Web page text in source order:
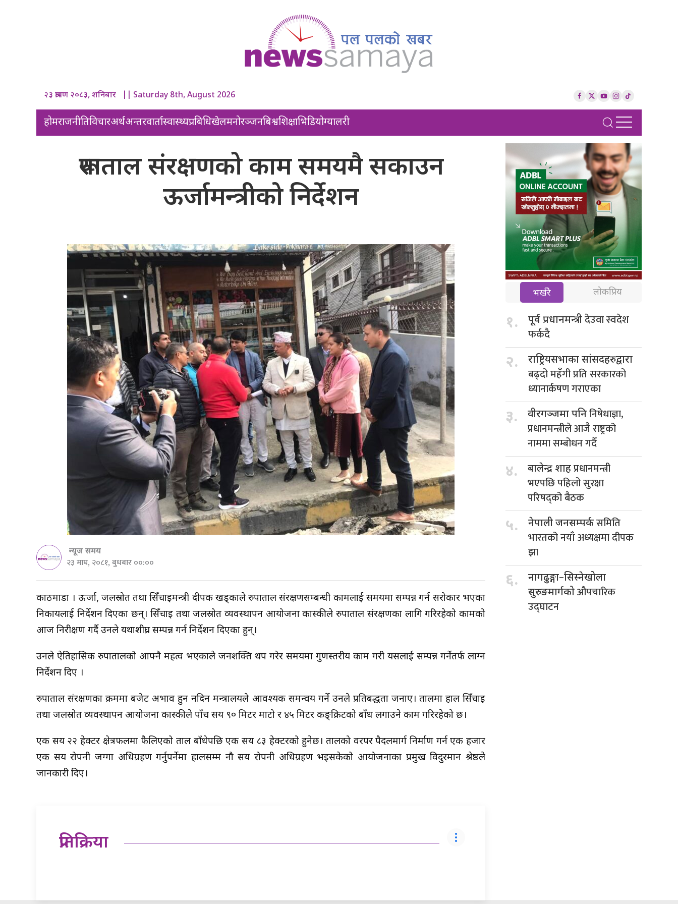
२३ श्रावण २०८३, शनिबार || Saturday 8th, August 2026
होमराजनीतिविचारअर्थअन्तरवार्तास्वास्थ्यप्रबिधिखेलमनोरञ्जनबिश्वशिक्षाभिडियोग्यालरी
रूपाताल संरक्षणको काम समयमै सकाउन
ऊर्जामन्त्रीको निर्देशन
न्यूज समय
२३ माघ, २०८१, बुधबार ००:००
काठमाडौं । ऊर्जा, जलस्रोत तथा सिँचाइमन्त्री दीपक खड्काले रुपाताल संरक्षणसम्बन्धी कामलाई समयमा सम्पन्न गर्न सरोकार भएका
निकायलाई निर्देशन दिएका छन्। सिँचाइ तथा जलस्रोत व्यवस्थापन आयोजना कास्कीले रुपाताल संरक्षणका लागि गरिरहेको कामको
आज निरीक्षण गर्दै उनले यथाशीघ्र सम्पन्न गर्न निर्देशन दिएका हुन्।
उनले ऐतिहासिक रुपातालको आफ्नै महत्व भएकाले जनशक्ति थप गरेर समयमा गुणस्तरीय काम गरी यसलाई सम्पन्न गर्नेतर्फ लाग्न
निर्देशन दिए ।
रुपाताल संरक्षणका क्रममा बजेट अभाव हुन नदिन मन्त्रालयले आवश्यक समन्वय गर्ने उनले प्रतिबद्धता जनाए। तालमा हाल सिँचाइ
तथा जलस्रोत व्यवस्थापन आयोजना कास्कीले पाँच सय ९० मिटर माटो र ४५ मिटर कङ्क्रिटको बाँध लगाउने काम गरिरहेको छ।
एक सय २२ हेक्टर क्षेत्रफलमा फैलिएको ताल बाँधेपछि एक सय ८३ हेक्टरको हुनेछ। तालको वरपर पैदलमार्ग निर्माण गर्न एक हजार
एक सय रोपनी जग्गा अधिग्रहण गर्नुपर्नेमा हालसम्म नौ सय रोपनी अधिग्रहण भइसकेको आयोजनाका प्रमुख विदुरमान श्रेष्ठले
जानकारी दिए।
प्रतिक्रिया
भर्खरै लोकप्रिय
१. पूर्व प्रधानमन्त्रीदेउवा स्वदेश
फर्कदै
२. राष्ट्रियसभाका सांसदहरुद्वारा
बढ्दो महँगी प्रति सरकारको
ध्यानार्कषण गराएका
३. वीरगञ्जमा पनिनिषेधाज्ञा,
प्रधानमन्त्रीले आजै राष्ट्रको
नाममा सम्बोधन गर्दै
४. बालेन्द्र शाहप्रधानमन्त्री
भएपछि पहिलो सुरक्षा
परिषद्को बैठक
५. नेपाली जनसम्पर्कसमिति
भारतको नयाँ अध्यक्षमा दीपक
झा
६.
नागढुङ्गा–सिस्नेखोला
सुरुङमार्गकोऔपचारिक
उद्घाटन